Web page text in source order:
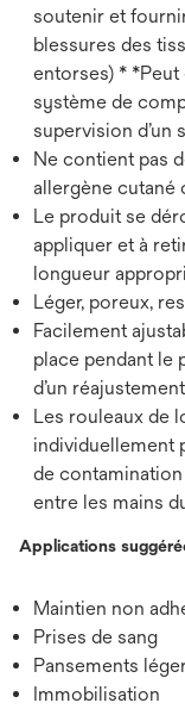
soutenir et
blessures des
entorses) * *Peut
système de
supervision d’un
Ne contient pas
allergène cutané
Le produit se
appliquer et à
longueur
Léger, poreux,
Facilement
place pendant le
d’un
Les rouleaux de
individuellement
de
entre les mains
Applications
Maintien non
Prises de sang
Pansements
Immobilisation